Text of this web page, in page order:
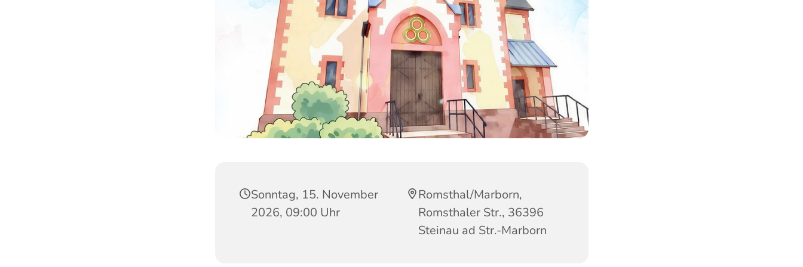
Sonntag, 15. November
2026, 09:00 Uhr
Romsthal/Marborn,
Romsthaler Str., 36396
Steinau ad Str.-Marborn